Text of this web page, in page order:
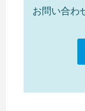
お問い合わ